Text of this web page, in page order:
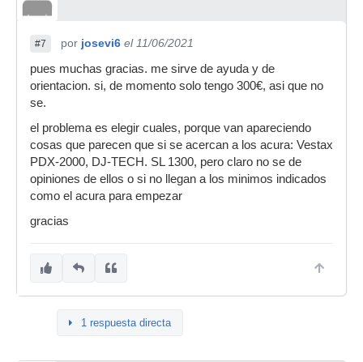
#7 por josevi6 el 11/06/2021
pues muchas gracias. me sirve de ayuda y de
orientacion. si, de momento solo tengo 300€, asi que no
se.
el problema es elegir cuales, porque van apareciendo
cosas que parecen que si se acercan a los acura: Vestax
PDX-2000, DJ-TECH. SL 1300, pero claro no se de
opiniones de ellos o si no llegan a los minimos indicados
como el acura para empezar
gracias
1 respuesta directa